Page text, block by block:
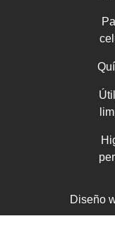
Diseño